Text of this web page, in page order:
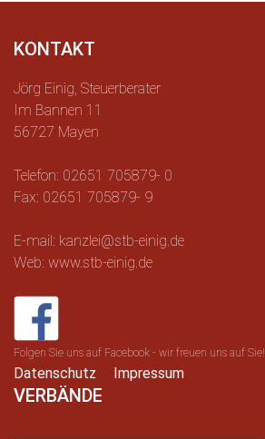
KONTAKT
Jörg Einig, Steuerberater
Im Bannen 11
56727 Mayen
Telefon: 02651 705879- 0
Fax: 02651 705879- 9
E-mail: kanzlei@stb-einig.de
Web: www.stb-einig.de
Folgen Sie uns auf Facebook - wir freuen uns auf Sie!
Datenschutz Impressum
VERBÄNDE